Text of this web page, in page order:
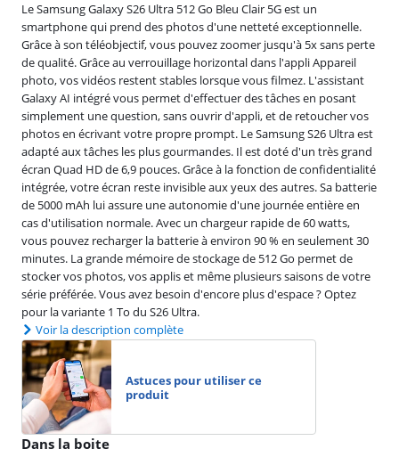
Le Samsung Galaxy S26 Ultra 512 Go Bleu Clair 5G est un
smartphone qui prend des photos d'une netteté exceptionnelle.
Grâce à son téléobjectif, vous pouvez zoomer jusqu'à 5x sans perte
de qualité. Grâce au verrouillage horizontal dans l'appli Appareil
photo, vos vidéos restent stables lorsque vous filmez. L'assistant
Galaxy AI intégré vous permet d'effectuer des tâches en posant
simplement une question, sans ouvrir d'appli, et de retoucher vos
photos en écrivant votre propre prompt. Le Samsung S26 Ultra est
adapté aux tâches les plus gourmandes. Il est doté d'un très grand
écran Quad HD de 6,9 pouces. Grâce à la fonction de confidentialité
intégrée, votre écran reste invisible aux yeux des autres. Sa batterie
de 5000 mAh lui assure une autonomie d'une journée entière en
cas d'utilisation normale. Avec un chargeur rapide de 60 watts,
vous pouvez recharger la batterie à environ 90 % en seulement 30
minutes. La grande mémoire de stockage de 512 Go permet de
stocker vos photos, vos applis et même plusieurs saisons de votre
série préférée. Vous avez besoin d'encore plus d'espace ? Optez
pour la variante 1 To du S26 Ultra.
Voir la description complète
Astuces pour utiliser ce
produit
Dans la boite